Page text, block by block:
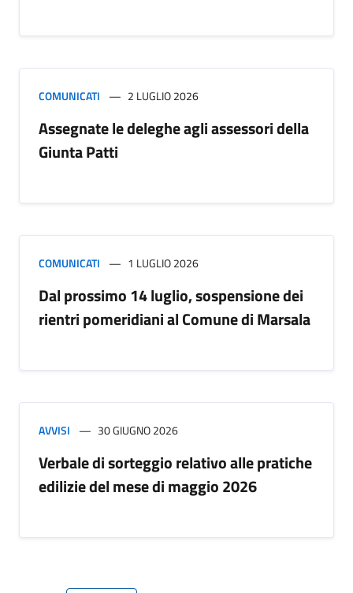
COMUNICATI 2 LUGLIO 2026
Assegnate le deleghe agli assessori della
Giunta Patti
COMUNICATI 1 LUGLIO 2026
Dal prossimo 14 luglio, sospensione dei
rientri pomeridiani al Comune di Marsala
AVVISI 30 GIUGNO 2026
Verbale di sorteggio relativo alle pratiche
edilizie del mese di maggio 2026